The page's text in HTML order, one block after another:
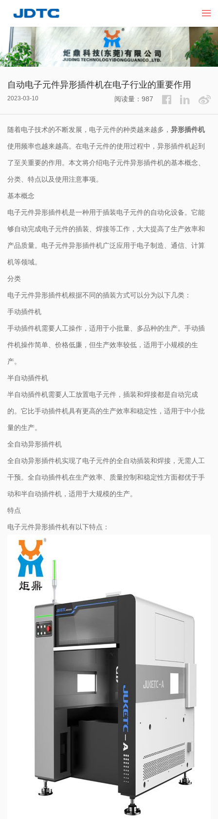
自动电子元件异形插件机在电子行业的重要作用
2023-03-10 阅读量：987
随着电子技术的不断发展，电子元件的种类越来越多， 异形插件机
使用频率也越来越高。在电子元件的使用过程中，异形插件机起到
了至关重要的作用。本文将介绍电子元件异形插件机的基本概念、
分类、特点以及使用注意事项。
基本概念
电子元件异形插件机是一种用于插装电子元件的自动化设备。它能
够自动完成电子元件的插装、焊接等工作，大大提高了生产效率和
产品质量。电子元件异形插件机广泛应用于电子制造、通信、计算
机等领域。
分类
电子元件异形插件机根据不同的插装方式可以分为以下几类：
手动插件机
手动插件机需要人工操作，适用于小批量、多品种的生产。手动插
件机操作简单、价格低廉，但生产效率较低，适用于小规模的生
产。
半自动插件机
半自动插件机需要人工放置电子元件，插装和焊接都是自动完成
的。它比手动插件机具有更高的生产效率和稳定性，适用于中小批
量的生产。
全自动异形插件机
全自动异形插件机实现了电子元件的全自动插装和焊接，无需人工
干预。全自动插件机在生产效率、质量控制和稳定性方面都优于手
动和半自动插件机，适用于大规模的生产。
特点
电子元件异形插件机有以下特点：